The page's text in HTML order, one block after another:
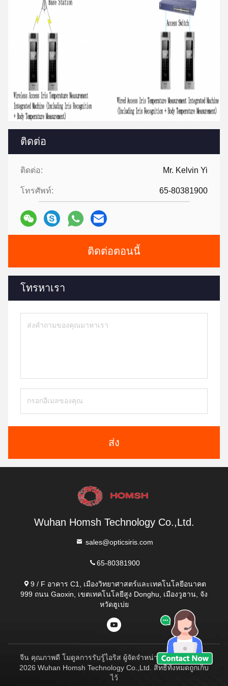
ติดต่อ
ติดต่อ: Mr. Kelvin Yi
โทรศัพท์: 65-80381900
ติดต่อตอนนี้
โทรหาเรา
ส่ง
Wuhan Homsh Technology Co.,Ltd.
sales@opticsiris.com
65-80381900
9 / F อาคาร C1, เมืองวิทยาศาสตร์และเทคโนโลยีอนาคต
999 ถนน Gaoxin, เขตเทคโนโลยีสูง Donghu, เมืองวูฮาน, จัง
หวัดฮูเบ่ย
จีน คุณภาพดี โมดูลการรับรู้ไอริส ผู้จัดจําหน่าย.ลิขสิทธิ์ 2023-
2026 Wuhan Homsh Technology Co.,Ltd. สิทธิทั้งหมดถูกเก็บ
ไว้